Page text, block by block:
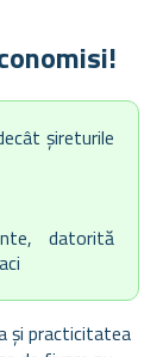
șireturile
datorită
și practicitatea